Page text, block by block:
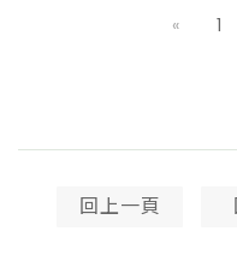
« 1
回上一頁